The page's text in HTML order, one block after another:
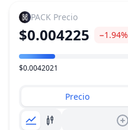
PACK Precio
$0.004225 −1.94%
Rango de precio
$0.0042021
Precio